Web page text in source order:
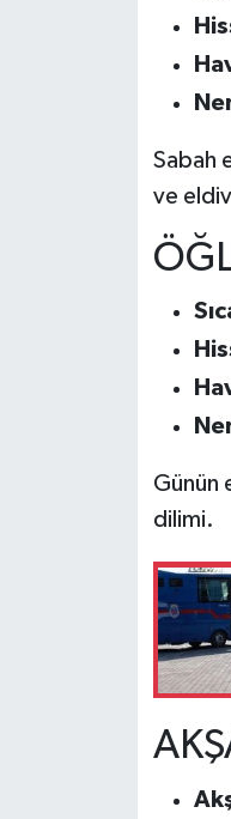
Sabah
ve
Günün
dilimi.
Otomobil
Rüya Tabirleri